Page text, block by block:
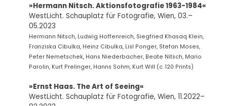
»Hermann Nitsch. Aktionsfotografie 1963-1984«
WestLicht. Schauplatz für Fotografie, Wien, 03.–
05.2023
Hermann Nitsch, Ludwig Hoffenreich, Siegfried Khasaq Klein,
Franziska Cibulka, Heinz Cibulka, Lisl Ponger, Stefan Moses,
Peter Nemetschek, Hans Niederbacher, Beate Nitsch, Mario
Parolin, Kurt Prelinger, Hanns Sohm, Kurt Will (c. 120 Prints)
»Ernst Haas. The Art of Seeing«
WestLicht. Schauplatz für Fotografie, Wien, 11.2022–